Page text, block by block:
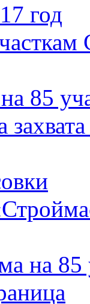
год
85
на 85